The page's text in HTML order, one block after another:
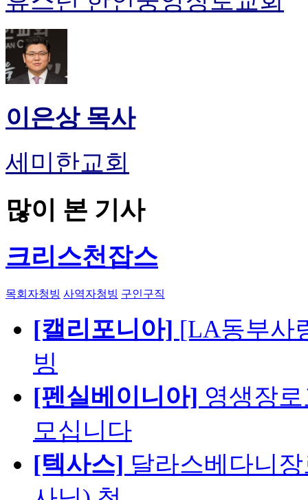
이은상 목사
세미한교회
많이 본 기사
크리스천잡스
목회자청빙 사역자청빙 구인구직
[캘리포니아] [LA동부사
빙
[펜실베이니아] 영생장
모십니다
[텍사스] 달라스베다니